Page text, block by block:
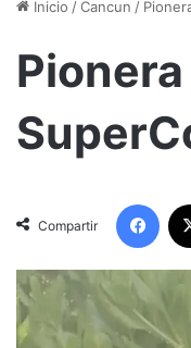
Inicio /Cancun /
Compartir